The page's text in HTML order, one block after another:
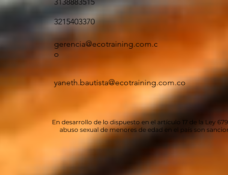
3215403370
gerencia@ecotraining.com.c
o
yaneth.bautista@ecotraining.com.co
En desarrollo de lo dispuesto en el artículo 17 de la Ley
abuso sexual de menores de edad en el país son